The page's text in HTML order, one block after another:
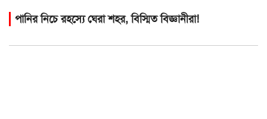
পানির নিচে রহস্যে ঘেরা শহর, বিস্মিত বিজ্ঞানীরা!